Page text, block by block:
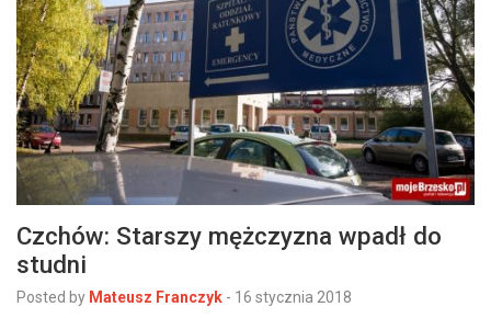
Czchów: Starszy mężczyzna wpadł do
studni
Posted by Mateusz Franczyk - 16 stycznia 2018